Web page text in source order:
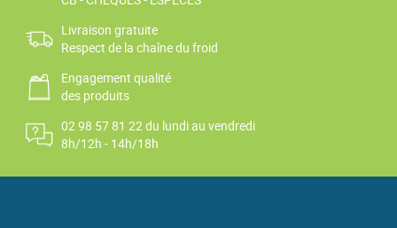
Livraison gratuite
Respect de la chaîne du froid
Engagement qualité
des produits
02 98 57 81 22 du lundi au vendredi
8h/12h - 14h/18h